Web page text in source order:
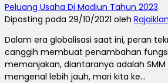
Peluang Usaha Di Madiun Tahun 2023
Diposting pada 29/10/2021 oleh Rajaiklan
Dalam era globalisasi saat ini, peran
canggih membuat penambahan
memanjakan, diantaranya adalah SMM
mengenal lebih jauh, mari kita ke...